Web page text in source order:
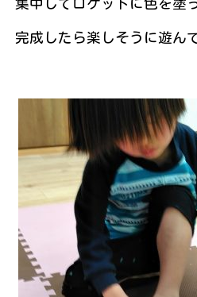
集中してロケットに色を塗
完成したら楽しそうに遊ん